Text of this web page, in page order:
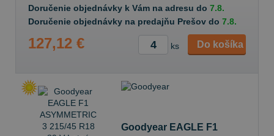
Doručenie objednávky k Vám na adresu do 7.8.
Doručenie objednávky na predajňu Prešov do 7.8.
127,12 € ks Do košíka
Goodyear EAGLE F1